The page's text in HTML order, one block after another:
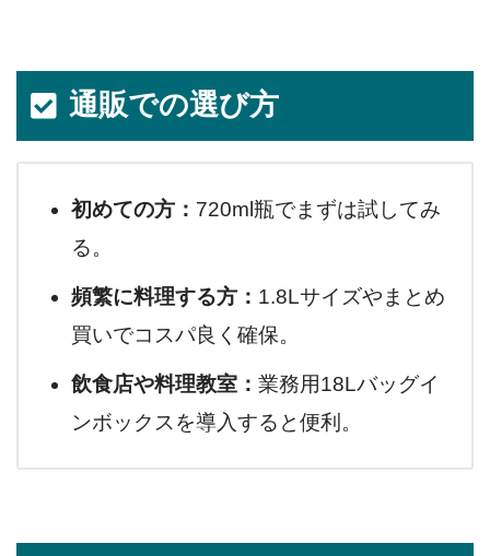
通販での選び方
初めての方： 720ml瓶でまずは試してみ
る。
頻繁に料理する方： 1.8Lサイズやまとめ
買いでコスパ良く確保。
飲食店や料理教室： 業務用18Lバッグイ
ンボックスを導入すると便利。